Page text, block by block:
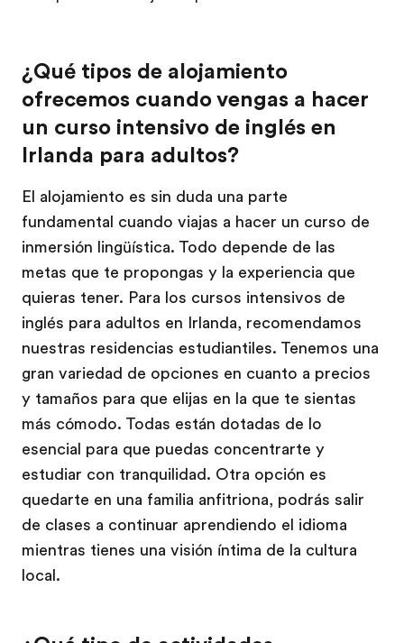
¿Qué tipos de alojamiento
ofrecemos cuando vengas a hacer
un curso intensivo de inglés en
Irlanda para adultos?
El alojamiento es sin duda una parte
fundamental cuando viajas a hacer un curso de
inmersión lingüística. Todo depende de las
metas que te propongas y la experiencia que
quieras tener. Para los cursos intensivos de
inglés para adultos en Irlanda, recomendamos
nuestras residencias estudiantiles. Tenemos una
gran variedad de opciones en cuanto a precios
y tamaños para que elijas en la que te sientas
más cómodo. Todas están dotadas de lo
esencial para que puedas concentrarte y
estudiar con tranquilidad. Otra opción es
quedarte en una familia anfitriona, podrás salir
de clases a continuar aprendiendo el idioma
mientras tienes una visión íntima de la cultura
local.